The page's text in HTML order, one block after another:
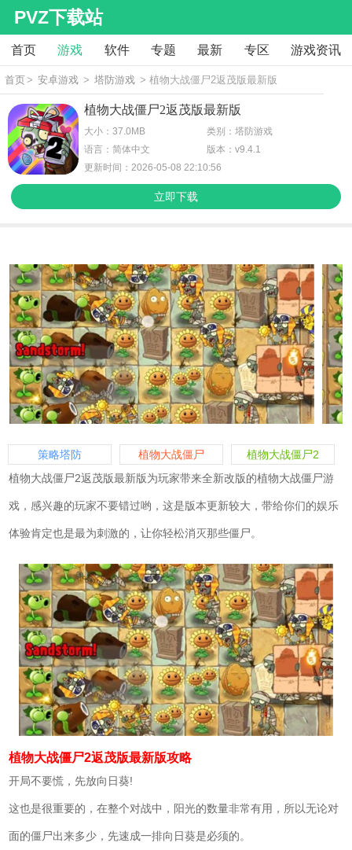
PVZ下载站
首页 游戏 软件 专题 最新 专区 游戏资讯
首页> 安卓游戏 > 塔防游戏 > 植物大战僵尸2返茂版最新版
植物大战僵尸2返茂版最新版
大小：37.0MB
类别：塔防游戏
语言：简体中文
版本：v9.4.1
更新时间：2026-05-08 22:10:56
立即下载
策略塔防 植物大战僵尸
植物大战僵尸2
植物大战僵尸2返茂版最新版为玩家带来全新改版的植物大战僵尸游
戏，感兴趣的玩家不要错过哟，这是版本更新较大，带给你们的娱乐
体验肯定也是最为刺激的，让你轻松消灭那些僵尸。
植物大战僵尸2返茂版最新版攻略
开局不要慌，先放向日葵!
这也是很重要的，在整个对战中，阳光的数量非常有用，所以无论对
面的僵尸出来多少，先速成一排向日葵是必须的。